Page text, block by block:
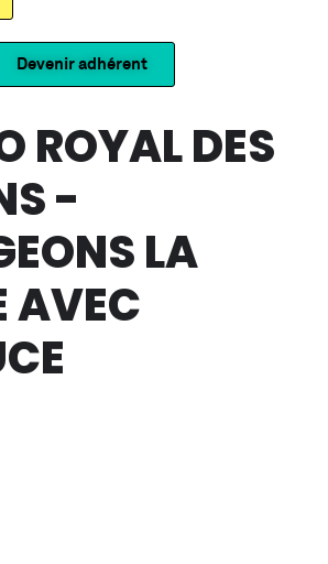
Devenir adhérent
ROYAL DES
-
LA
AVEC